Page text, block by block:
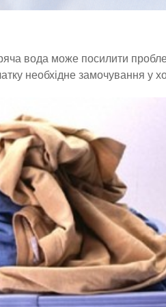
вода може посилити
необхідне замочування у